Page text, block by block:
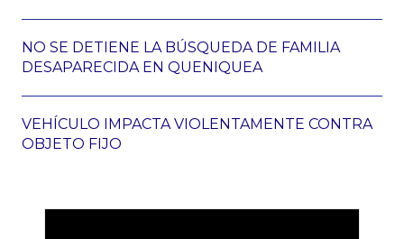
NO SE DETIENE LA BÚSQUEDA DE FAMILIA
DESAPARECIDA EN QUENIQUEA
VEHÍCULO IMPACTA VIOLENTAMENTE CONTRA
OBJETO FIJO